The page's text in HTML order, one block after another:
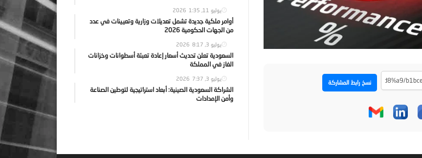
نسخ رابط المشاركة
يوليو 11, 2026 1:35
أوامر ملكية جديدة تشمل تعديلات وزارية وتعيينات في عدد
من الجهات الحكومية 2026
يوليو 3, 2026 8:17
السعودية تعلن تحديث أسعار إعادة تعبئة أسطوانات وخزانات
الغاز في المملكة
يوليو 3, 2026 7:37
الشراكة السعودية الصينية: أبعاد استراتيجية لتوطين الصناعة
وأمن الإمدادات